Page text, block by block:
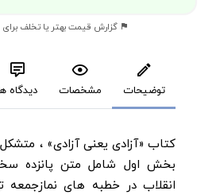
گزارش قیمت بهتر یا تخلف
توضیحات مشخصات دیدگاه
کتاب «آزادی یعنی آزادی» ،
بخش اول شامل متن پانزده
انقلاب در خطبه های نمازجمعه